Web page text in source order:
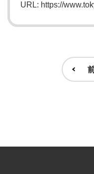
URL: https://